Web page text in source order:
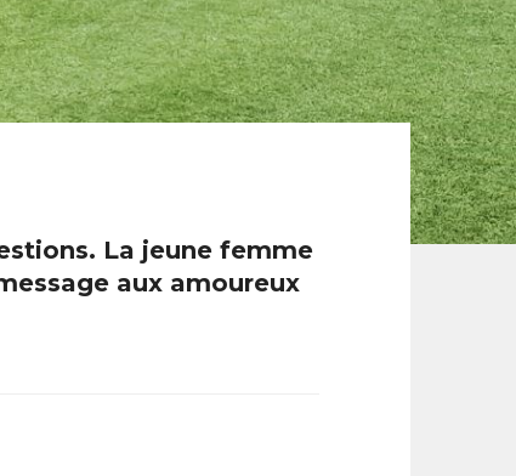
La jeune femme
aux amoureux